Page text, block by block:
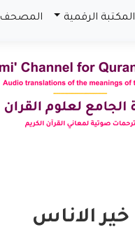
المكتبة الرقمية المصحف
خير الاناس